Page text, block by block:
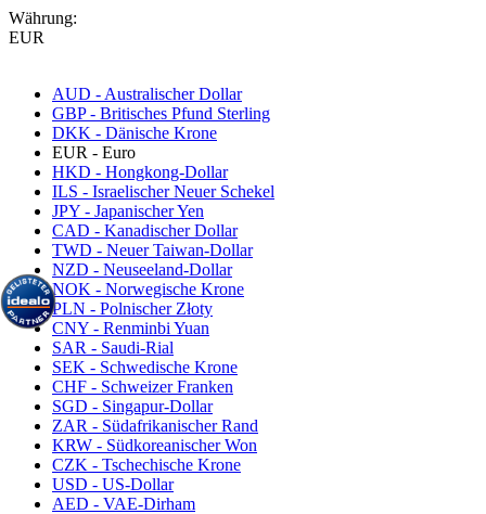
Währung:
EUR
AUD - Australischer Dollar
GBP - Britisches Pfund Sterling
DKK - Dänische Krone
EUR - Euro
HKD - Hongkong-Dollar
ILS - Israelischer Neuer Schekel
JPY - Japanischer Yen
CAD - Kanadischer Dollar
TWD - Neuer Taiwan-Dollar
NZD - Neuseeland-Dollar
NOK - Norwegische Krone
PLN - Polnischer Złoty
CNY - Renminbi Yuan
SAR - Saudi-Rial
SEK - Schwedische Krone
CHF - Schweizer Franken
SGD - Singapur-Dollar
ZAR - Südafrikanischer Rand
KRW - Südkoreanischer Won
CZK - Tschechische Krone
USD - US-Dollar
AED - VAE-Dirham